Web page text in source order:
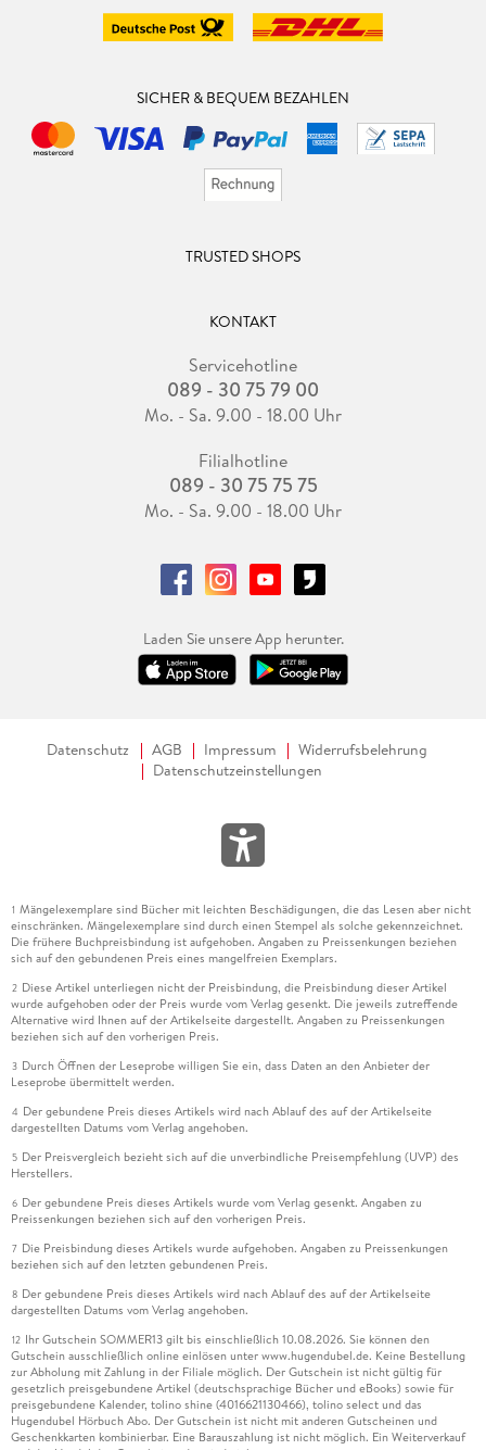
SICHER & BEQUEM BEZAHLEN
TRUSTED SHOPS
KONTAKT
Servicehotline
089 - 30 75 79 00
Mo. - Sa. 9.00 - 18.00 Uhr
Filialhotline
089 - 30 75 75 75
Mo. - Sa. 9.00 - 18.00 Uhr
Laden Sie unsere App herunter.
Datenschutz AGB Impressum
Widerrufsbelehrung
Datenschutzeinstellungen
1 Mängelexemplare sind Bücher mit leichten Beschädigungen, die das Lesen aber nicht
einschränken. Mängelexemplare sind durch einen Stempel als solche gekennzeichnet.
Die frühere Buchpreisbindung ist aufgehoben. Angaben zu Preissenkungen beziehen
sich auf den gebundenen Preis eines mangelfreien Exemplars.
2 Diese Artikel unterliegen nicht der Preisbindung, die Preisbindung dieser Artikel
wurde aufgehoben oder der Preis wurde vom Verlag gesenkt. Die jeweils zutreffende
Alternative wird Ihnen auf der Artikelseite dargestellt. Angaben zu Preissenkungen
beziehen sich auf den vorherigen Preis.
3 Durch Öffnen der Leseprobe willigen Sie ein, dass Daten an den Anbieter der
Leseprobe übermittelt werden.
4 Der gebundene Preis dieses Artikels wird nach Ablauf des auf der Artikelseite
dargestellten Datums vom Verlag angehoben.
5 Der Preisvergleich bezieht sich auf die unverbindliche Preisempfehlung (UVP) des
Herstellers.
6 Der gebundene Preis dieses Artikels wurde vom Verlag gesenkt. Angaben zu
Preissenkungen beziehen sich auf den vorherigen Preis.
7 Die Preisbindung dieses Artikels wurde aufgehoben. Angaben zu Preissenkungen
beziehen sich auf den letzten gebundenen Preis.
8 Der gebundene Preis dieses Artikels wird nach Ablauf des auf der Artikelseite
dargestellten Datums vom Verlag angehoben.
12 Ihr Gutschein SOMMER13 gilt bis einschließlich 10.08.2026. Sie können den
Gutschein ausschließlich online einlösen unter www.hugendubel.de. Keine Bestellung
zur Abholung mit Zahlung in der Filiale möglich. Der Gutschein ist nicht gültig für
gesetzlich preisgebundene Artikel (deutschsprachige Bücher und eBooks) sowie für
preisgebundene Kalender, tolino shine (4016621130466), tolino select und das
Hugendubel Hörbuch Abo. Der Gutschein ist nicht mit anderen Gutscheinen und
Geschenkkarten kombinierbar. Eine Barauszahlung ist nicht möglich. Ein Weiterverkauf